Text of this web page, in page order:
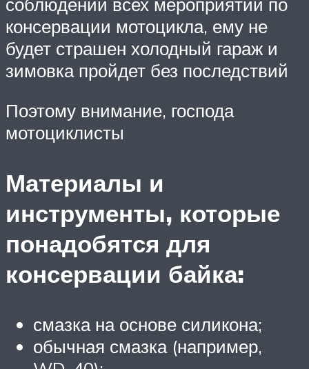
консервации мотоцикла, ему не
будет страшен холодный гараж и
зимовка пройдет без последствий
Поэтому внимание, господа
мотоциклисты
Материалы и
инструменты, которые
понадобятся для
консервации байка:
смазка на основе силикона;
обычная смазка (например,